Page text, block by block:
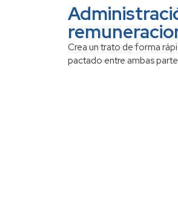
Crea un trato de forma
pactado entre ambas